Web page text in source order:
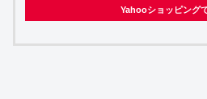
Yahooショッピング